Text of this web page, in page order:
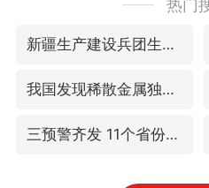
热门
新疆生产建设兵团生态环境局原局长被查
我国发现稀散金属独立新矿物——乌斯河锗矿
三预警齐发 11个省份有大到暴雨